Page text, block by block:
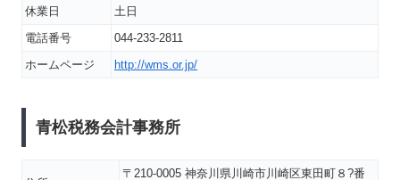
休業日
土日
電話番号
044-233-2811
ホームページ
http://wms.or.jp/
青松税務会計事務所
〒210-0005 神奈川県川崎市川崎区東田町８?番